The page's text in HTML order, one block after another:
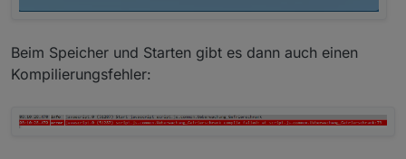
Beim Speicher und Starten gibt es dann auch einen
Kompilierungsfehler: